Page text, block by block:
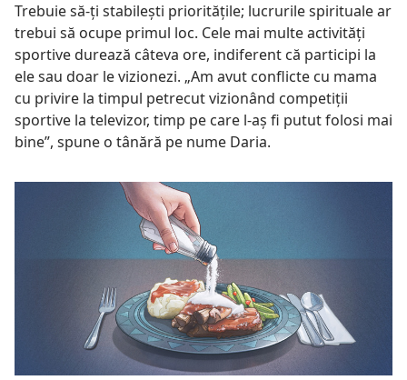
Trebuie să-ți stabilești prioritățile; lucrurile spirituale ar
trebui să ocupe primul loc. Cele mai multe activități
sportive durează câteva ore, indiferent că participi la
ele sau doar le vizionezi. „Am avut conflicte cu mama
cu privire la timpul petrecut vizionând competiții
sportive la televizor, timp pe care l-aș fi putut folosi mai
bine”, spune o tânără pe nume Daria.